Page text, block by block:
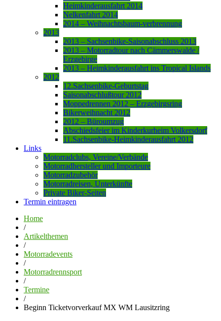
Heimkinderausfahrt 2014
Nelkenfahrt 2014
2014 – Weihnachtsbaum-verbrennung
2013
2013 – Sachsenbike-Saisonabschluss 2013
2013 – Motorradtour nach Cämmerswalde /
Erzgebirge
2013 – Heimkinderausfahrt ins Tropical Islands
2012
12.Sachsenbike-Geburtstag
Saisonabschlußtour 2012
Moppedrennen 2012 – Erzgebirgsring
Bikerweihnacht 2012
2012 – Büroumzug
Abschiedsfeier im Kinderkurheim Volkersdorf
11.Sachsenbike-Heimkinderausfahrt 2012
Links
Motorradclubs, Vereine/Verbände
Motorradhersteller und Importeure
Motorradzubehör
Motorradreisen, Unterkünfte
Private Biker-Seiten
Termin eintragen
Home
/
Artikelthemen
/
Motorradevents
/
Motorradrennsport
/
Termine
/
Beginn Ticketvorverkauf MX WM Lausitzring